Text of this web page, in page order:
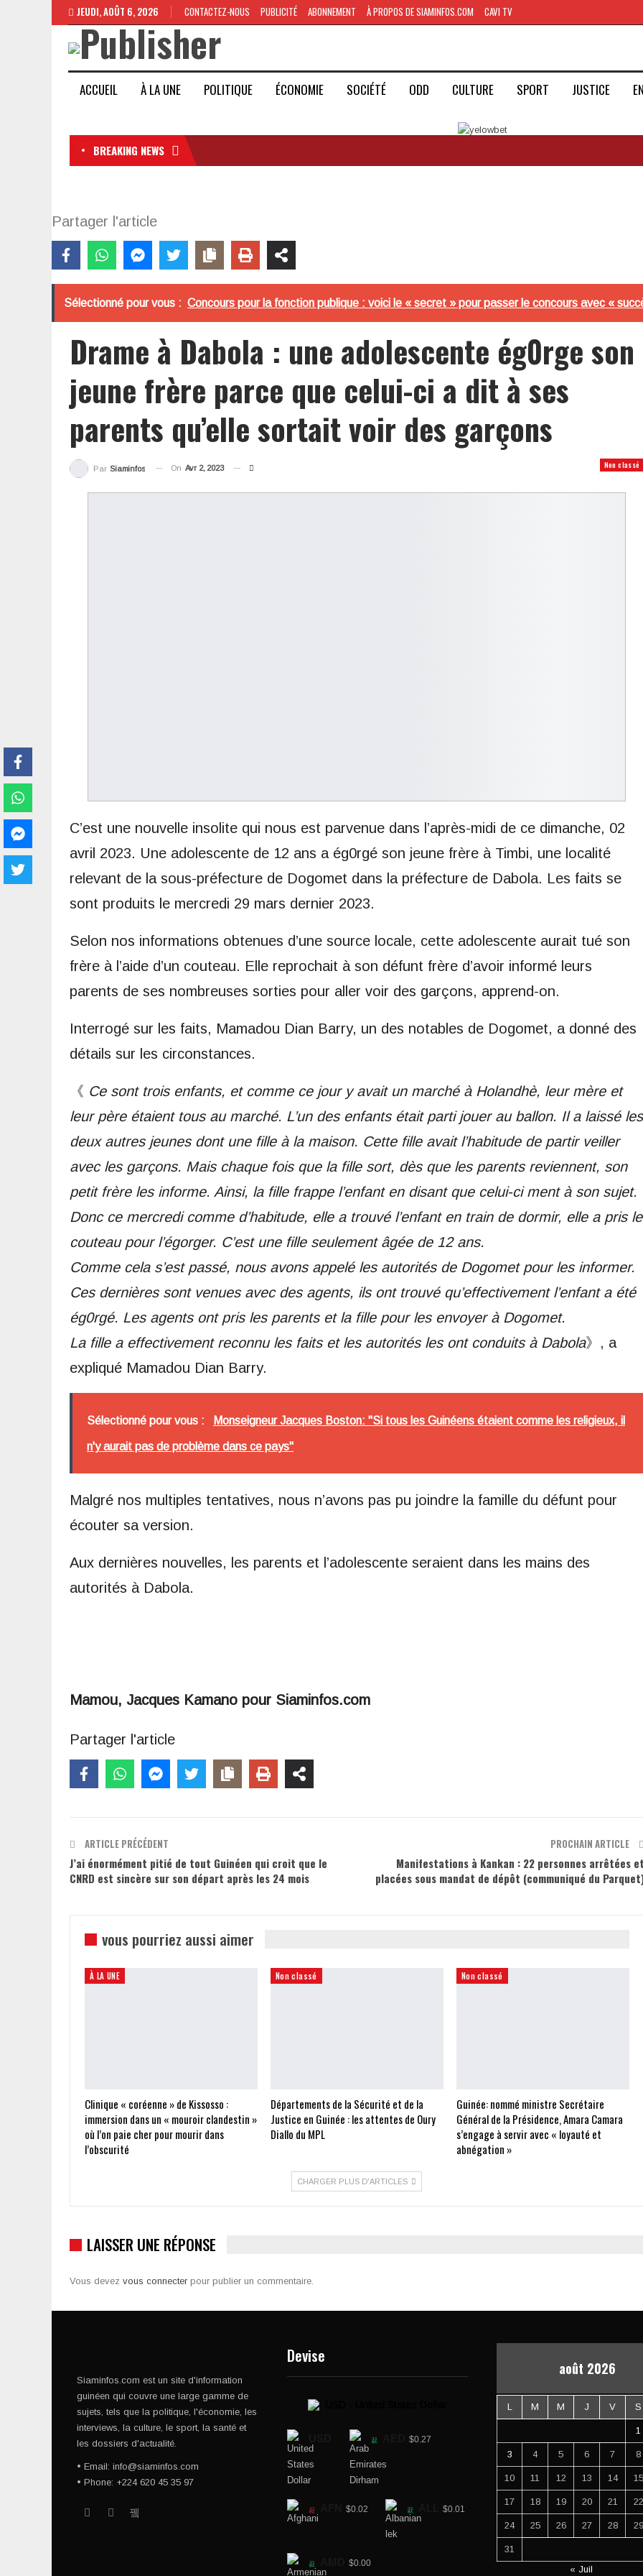
JEUDI, AOÛT 6, 2026 CONTACTEZ-NOUS PUBLICITÉ ABONNEMENT À PROPOS DE SIAMINFOS.COM CAVI TV
ACCUEIL À LA UNE POLITIQUE ÉCONOMIE SOCIÉTÉ ODD CULTURE SPORT JUSTICE
BREAKING NEWS
Partager l'article
Sélectionné pour vous : Concours pour la fonction publique : voici le « secret » pour passer le concours avec «
Drame à Dabola : une adolescente ég0rge son
jeune frère parce que celui-ci a dit à ses
parents qu’elle sortait voir des garçons
Non classé
Par Siaminfos On Avr 2, 2023
C’est une nouvelle insolite qui nous est parvenue dans l’après-midi de ce dimanche, 02
avril 2023. Une adolescente de 12 ans a ég0rgé son jeune frère à Timbi, une localité
relevant de la sous-préfecture de Dogomet dans la préfecture de Dabola. Les faits se
sont produits le mercredi 29 mars dernier 2023.
Selon nos informations obtenues d’une source locale, cette adolescente aurait tué son
frère à l’aide d’un couteau. Elle reprochait à son défunt frère d’avoir informé leurs
parents de ses nombreuses sorties pour aller voir des garçons, apprend-on.
Interrogé sur les faits, Mamadou Dian Barry, un des notables de Dogomet, a donné des
détails sur les circonstances.
《 Ce sont trois enfants, et comme ce jour y avait un marché à Holandhè, leur mère et
leur père étaient tous au marché. L’un des enfants était parti jouer au ballon. Il a laissé les
deux autres jeunes dont une fille à la maison. Cette fille avait l’habitude de partir veiller
avec les garçons. Mais chaque fois que la fille sort, dès que les parents reviennent, son
petit frère les informe. Ainsi, la fille frappe l’enfant en disant que celui-ci ment à son sujet.
Donc ce mercredi comme d’habitude, elle a trouvé l’enfant en train de dormir, elle a pris le
couteau pour l’égorger. C’est une fille seulement âgée de 12 ans.
Comme cela s’est passé, nous avons appelé les autorités de Dogomet pour les informer.
Ces dernières sont venues avec des agents, ils ont trouvé qu’effectivement l’enfant a été
ég0rgé. Les agents ont pris les parents et la fille pour les envoyer à Dogomet.
La fille a effectivement reconnu les faits et les autorités les ont conduits à Dabola》, a
expliqué Mamadou Dian Barry.
Sélectionné pour vous : Monseigneur Jacques Boston: "Si tous les Guinéens étaient comme les religieux, il
n'y aurait pas de problème dans ce pays"
Malgré nos multiples tentatives, nous n’avons pas pu joindre la famille du défunt pour
écouter sa version.
Aux dernières nouvelles, les parents et l’adolescente seraient dans les mains des
autorités à Dabola.
Mamou, Jacques Kamano pour Siaminfos.com
Partager l'article
ARTICLE PRÉCÉDENT
J’ai énormément pitié de tout Guinéen qui croit que le
CNRD est sincère sur son départ après les 24 mois
PROCHAIN ARTICLE
Manifestations à Kankan : 22 personnes arrêtées
placées sous mandat de dépôt (communiqué du
vous pourriez aussi aimer
À LA UNE
Clinique « coréenne » de Kissosso :
immersion dans un « mouroir clandestin »
où l’on paie cher pour mourir dans
l’obscurité
Non classé
Départements de la Sécurité et de la
Justice en Guinée : les attentes de Oury
Diallo du MPL
Non classé
Guinée: nommé ministre Secrétaire
Général de la Présidence, Amara Camara
s’engage à servir avec « loyauté et
abnégation »
CHARGER PLUS D'ARTICLES
LAISSER UNE RÉPONSE
Vous devez vous connecter pour publier un commentaire.
Siaminfos.com est un site d'information
guinéen qui couvre une large gamme de
sujets, tels que la politique, l'économie, les
interviews, la culture, le sport, la santé et
les dossiers d'actualité.
• Email: info@siaminfos.com
• Phone: +224 620 45 35 97
Devise
$0.27
$0.02 $0.01
$0.00
août 2026
L M M J V S
1
3 4 5 6 7 8
10 11 12 13 14 15
17 18 19 20 21 22
24 25 26 27 28 29
31
« Juil